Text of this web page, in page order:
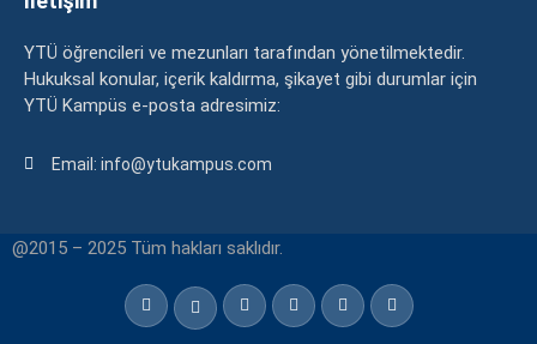
YTÜ öğrencileri ve mezunları tarafından yönetilmektedir.
Hukuksal konular, içerik kaldırma, şikayet gibi durumlar için
YTÜ Kampüs e-posta adresimiz:
Email: info@ytukampus.com
@2015 – 2025 Tüm hakları saklıdır.